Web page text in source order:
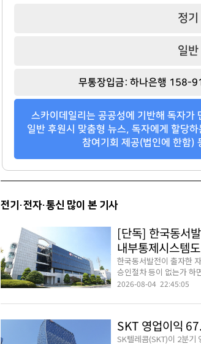
정기
일반
무통장입금: 하나은행 158-
스카이데일리는 공공성에 기반해 독자가
일반 후원시 맞춤형 뉴스, 독자에게 할당
참여기회 제공(법인에 한함)
전기·전자·통신 많이 본 기사
[단독] 한국동서
내부통제시스템
한국동서발전이 출자한
승인절차 등이 없는가 하
2026-08-04 22:45:05
SKT 영업이익
SK텔레콤(SKT)이 2분기